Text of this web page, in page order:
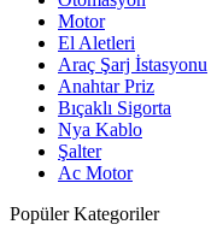
Motor
El Aletleri
Araç Şarj İstasyonu
Anahtar Priz
Bıçaklı Sigorta
Nya Kablo
Şalter
Ac Motor
Popüler Kategoriler